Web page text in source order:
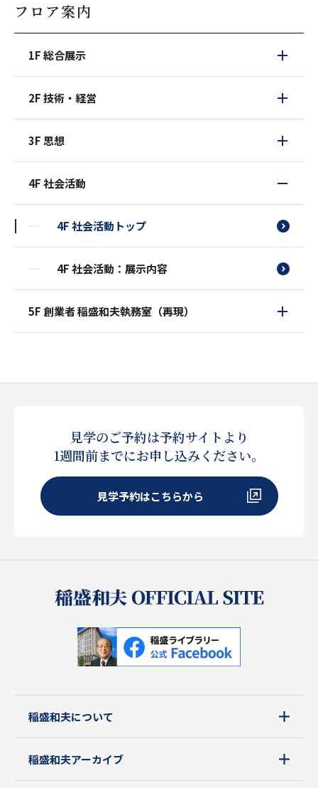
フロア案内
1F 総合展示
2F 技術・経営
3F 思想
4F 社会活動
4F 社会活動トップ
4F 社会活動：展示内容
5F 創業者 稲盛和夫執務室（再現）
見学のご予約は予約サイトより
1週間前までにお申し込みください。
見学予約はこちらから
稲盛和夫について
稲盛和夫アーカイブ